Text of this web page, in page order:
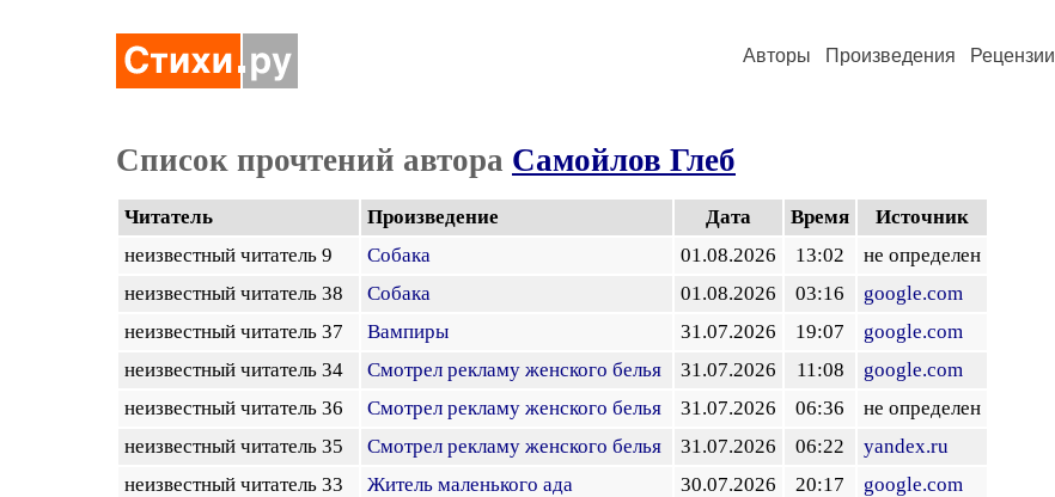
Авторы Произведения Рецензии
Список прочтений автора Самойлов Глеб
Читатель Произведение Дата Время
Источник
неизвестный читатель 9
Собака 01.08.2026 13:02
не определен
неизвестный читатель 38
Собака 01.08.2026 03:16
google.com
неизвестный читатель 37
Вампиры 31.07.2026 19:07
google.com
неизвестный читатель 34
Смотрел рекламу женского белья 31.07.2026 11:08
google.com
неизвестный читатель 36
Смотрел рекламу женского белья 31.07.2026 06:36
не определен
неизвестный читатель 35
Смотрел рекламу женского белья 31.07.2026 06:22
yandex.ru
неизвестный читатель 33
Житель маленького ада 30.07.2026 20:17
google.com